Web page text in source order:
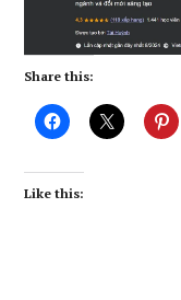
Share this:
Like this: